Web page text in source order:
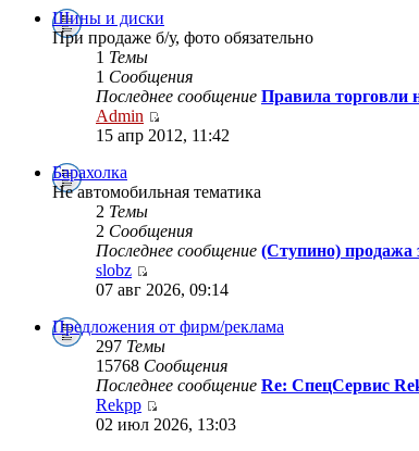
Шины и диски
При продаже б/у, фото обязательно
1 Темы
1 Сообщения
Последнее сообщение Правила торговли
Admin
15 апр 2012, 11:42
Барахолка
Не автомобильная тематика
2 Темы
2 Сообщения
Последнее сообщение (Ступино) продажа
slobz
07 авг 2026, 09:14
Предложения от фирм/реклама
297 Темы
15768 Сообщения
Последнее сообщение Re: СпецСервис
Rekpp
02 июл 2026, 13:03